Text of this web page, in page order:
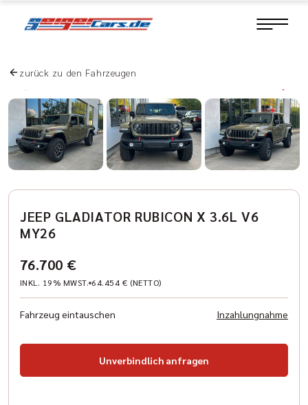
zurück zu den Fahrzeugen
JEEP GLADIATOR RUBICON X 3.6L V6
MY26
76.700 €
INKL. 19% MWST. 64.454 € (NETTO)
Fahrzeug eintauschen Inzahlungnahme
Unverbindlich anfragen